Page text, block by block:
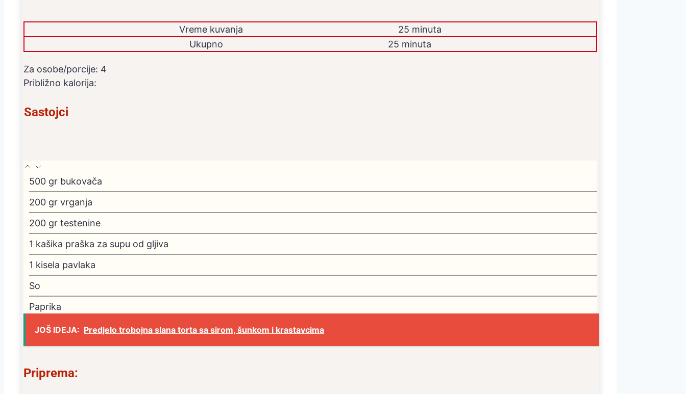
Vreme kuvanja
25 minuta
Ukupno
25 minuta
Za osobe/porcije: 4
Približno kalorija:
Sastojci
500 gr bukovača
200 gr vrganja
200 gr testenine
1 kašika praška za supu od gljiva
1 kisela pavlaka
So
Paprika
JOŠ IDEJA: Predjelo trobojna slana torta sa sirom, šunkom i krastavcima
Priprema: